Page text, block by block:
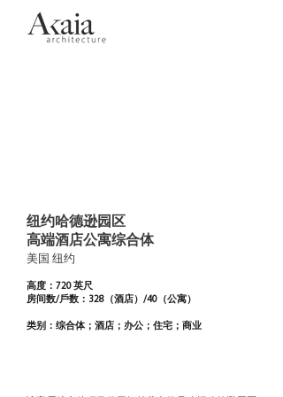
纽约哈德逊园区
高端酒店公寓综合体
美国 纽约
高度：720 英尺
房间数/戶数：328（酒店）/40（公寓）
类别：综合体；酒店；办公；住宅；商业